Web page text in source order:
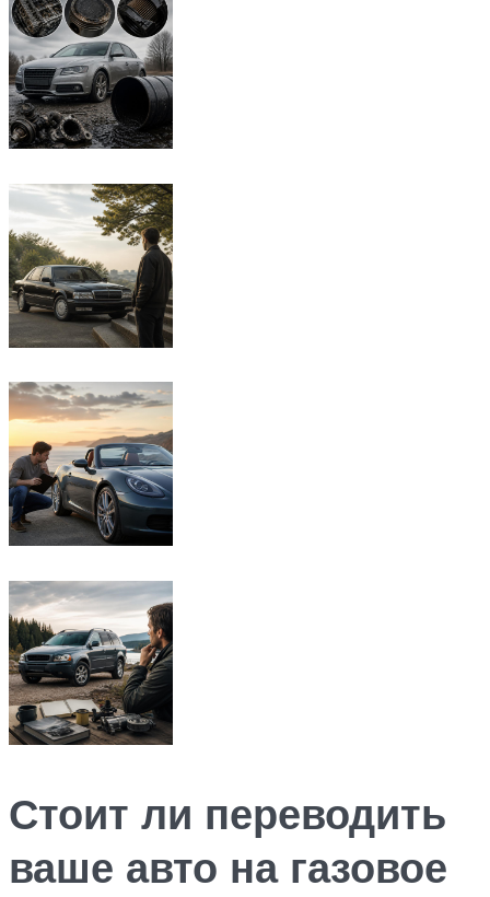
Стоит ли переводить
ваше авто на газовое